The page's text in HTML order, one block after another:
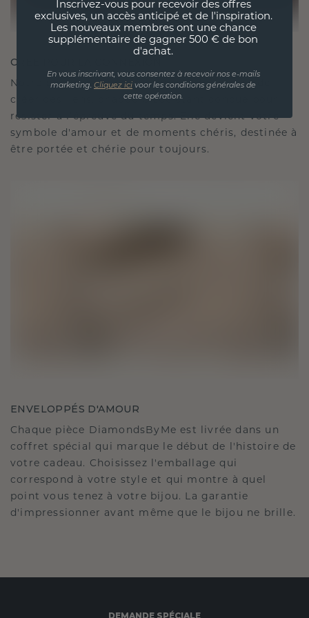
CRÉÉ POUR LA CONNEXION
Notre philosophie en matière de design est de
créer des liens, chaque pièce étant conçue pour
résister à l'épreuve du temps. Elle devient votre
symbole d'amour et de moments chéris, destinée à
être portée et chérie pour toujours.
ENVELOPPÉS D'AMOUR
Chaque pièce DiamondsByMe est livrée dans un
coffret spécial qui marque le début de l'histoire de
votre cadeau. Choisissez l'emballage qui
correspond à votre style et qui montre à quel
point vous tenez à votre bijou. La garantie
d'impressionner avant même que le bijou ne brille.
DEMANDE SPÉCIALE
Inscrivez-vous pour recevoir des offres
exclusives, un accès anticipé et de l'inspiration.
Les nouveaux membres ont une chance
supplémentaire de gagner 500 € de bon
d'achat.
En vous inscrivant, vous consentez à recevoir nos e-mails
marketing. Cliquez ici voor les conditions générales de
cette opération.